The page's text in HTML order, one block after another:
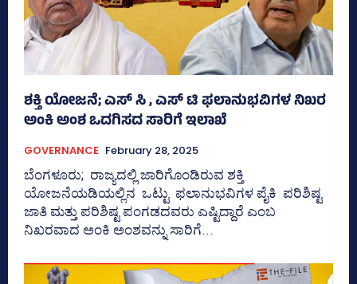
ಶಕ್ತಿ ಯೋಜನೆ; ಎಸ್‌ ಸಿ , ಎಸ್‌ ಟಿ ಫಲಾನುಭವಿಗಳ ನಿಖರ
ಅಂಕಿ ಅಂಶ ಒದಗಿಸದ ಸಾರಿಗೆ ಇಲಾಖೆ
GOVERNANCE February 28, 2025
ಬೆಂಗಳೂರು; ರಾಜ್ಯದಲ್ಲಿ ಜಾರಿಗೊಂಡಿರುವ ಶಕ್ತಿ
ಯೋಜನೆಯಡಿಯಲ್ಲಿನ ಒಟ್ಟು ಫಲಾನುಭವಿಗಳ ಪೈಕಿ ಪರಿಶಿಷ್ಟ
ಜಾತಿ ಮತ್ತು ಪರಿಶಿಷ್ಟ ಪಂಗಡದವರು ಎಷ್ಟಿದ್ದಾರೆ ಎಂಬ
ನಿಖರವಾದ ಅಂಕಿ ಅಂಶವನ್ನು ಸಾರಿಗೆ...